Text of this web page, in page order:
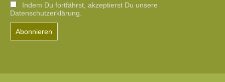
Indem Du fortfährst, akzeptierst Du unsere
Datenschutzerklärung.